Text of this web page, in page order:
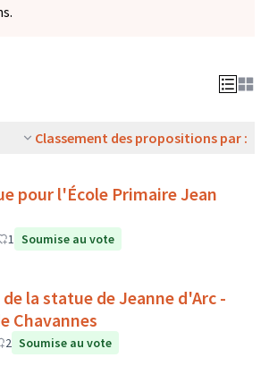
Classement des propositions par :
pour l'École Primaire Jean
1 Soumise au vote
la statue de Jeanne d'Arc -
Chavannes
2 Soumise au vote